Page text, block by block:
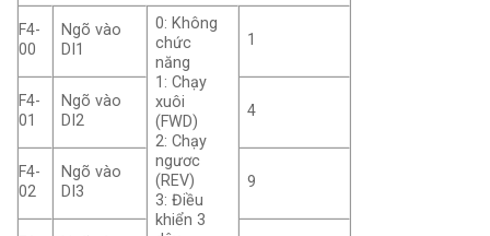
F4-
00
Ngõ vào
DI1
0: Không
chức
năng
1: Chạy
xuôi
(FWD)
2: Chạy
ngươc
(REV)
3: Điều
khiển 3
1
F4-
01
Ngõ vào
DI2
4
F4-
02
Ngõ vào
DI3
9